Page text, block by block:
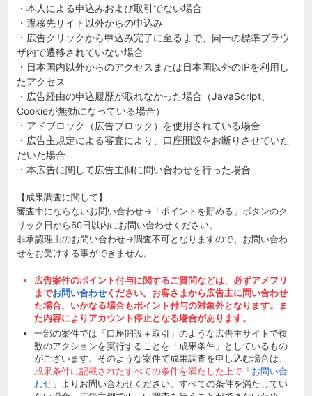
・本人による申込みおよび取引でない場合
・遷移先サイト以外からの申込み
・広告クリックから申込み完了に至るまで、同一の標準ブラウ
ザ内で遷移されていない場合
・日本国内以外からのアクセスまたは日本国以外のIPを利用し
たアクセス
・広告経由の申込履歴が取れなかった場合（JavaScript、
Cookieが無効になっている場合）
・アドブロック（広告ブロック）を使用されている場合
・広告主規定による審査により、口座開設をお断りさせていた
だいた場合
・本広告に関して広告主側に問い合わせを行った場合
【成果調査に関して】
審査中にならないお問い合わせ→「ポイントを貯める」ボタンのク
リック日から60日以内にお問い合わせください。
非承認理由のお問い合わせ→調査不可となりますので、お問い合わ
せをお受けする事ができません。
広告案件のポイント付与に関するご質問などは、必ずアメフリ
までお問い合わせください。お客さまから広告主に問い合わせ
た場合、いかなる場合もポイント付与の対象外となります。ま
た内容によりアカウント停止となる場合があります。
一部の案件では「口座開設＋取引」のような広告主サイトで複
数のアクションを実行することを「成果条件」としているもの
がございます。そのような案件で成果調査を申し込む場合は、
成果条件に記載されたすべての条件を満たした上で「お問い合
わせ」よりお問い合わせください。すべての条件を満たしてい